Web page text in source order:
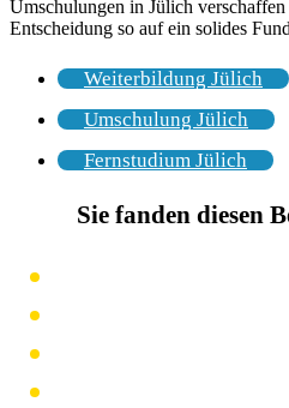
Umschulungen in Jülich
Entscheidung so auf ein solides
Weiterbildung Jülich
Umschulung Jülich
Fernstudium Jülich
Sie fanden diesen